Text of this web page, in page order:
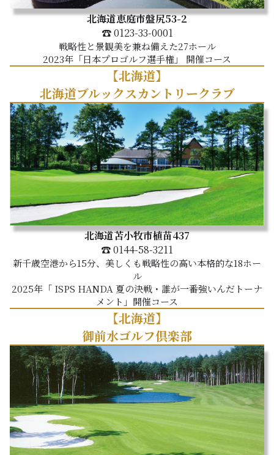
北海道恵庭市盤尻53-2
☎ 0123-33-0001
戦略性と景観美を兼ね備えた27ホール
2023年「日本プロゴルフ選手権」 開催コース
【北海道】
北海道ブルックスカントリークラブ
北海道苫小牧市植苗437
☎ 0144-58-3211
新千歳空港から15分、美しくも戦略性の高い本格的な18ホー
ル
2025年「 ISPS HANDA 夏の決戦・誰が一番強いんだトーナ
メント」開催コース
【北海道】
御前水ゴルフ倶楽部